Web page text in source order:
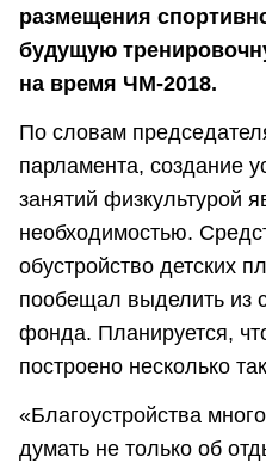
размещения
будущую
на время ЧМ-2018.
По словам
парламента, создание
занятий физкультурой
необходимостью.
обустройство детских
пообещал выделить из
фонда. Планируется,
построено несколько
«Благоустройства
думать не только об